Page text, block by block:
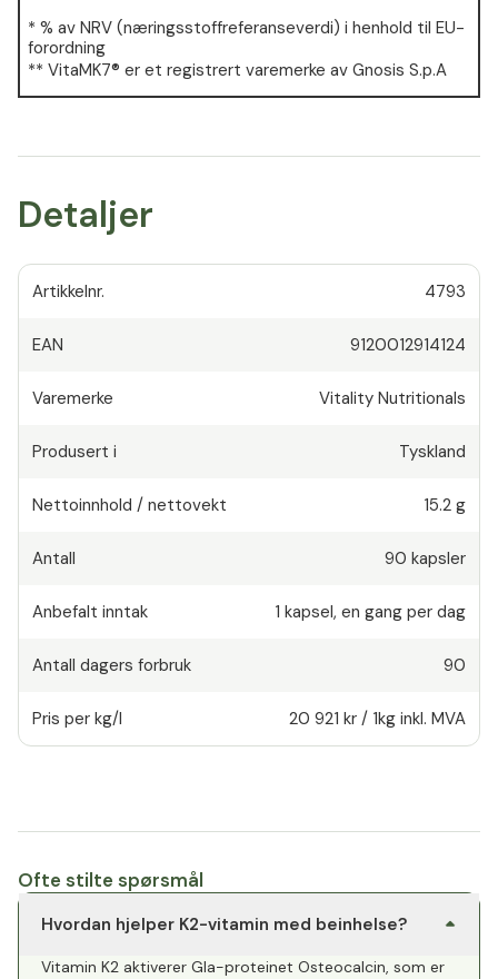
* % av NRV (næringsstoffreferanseverdi) i henhold til EU-
forordning
** VitaMK7® er et registrert varemerke av Gnosis S.p.A
Detaljer
Artikkelnr. 4793
EAN 9120012914124
Varemerke Vitality Nutritionals
Produsert i Tyskland
Nettoinnhold / nettovekt 15.2 g
Antall 90 kapsler
Anbefalt inntak 1 kapsel, en gang per dag
Antall dagers forbruk 90
Pris per kg/l 20 921 kr / 1kg inkl. MVA
Ofte stilte spørsmål
Hvordan hjelper K2-vitamin med beinhelse?
Vitamin K2 aktiverer Gla-proteinet Osteocalcin, som er